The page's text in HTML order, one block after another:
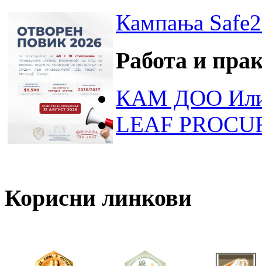
Кампања
Работа и
КАМ ДОО
LEAF
Корисни линкови